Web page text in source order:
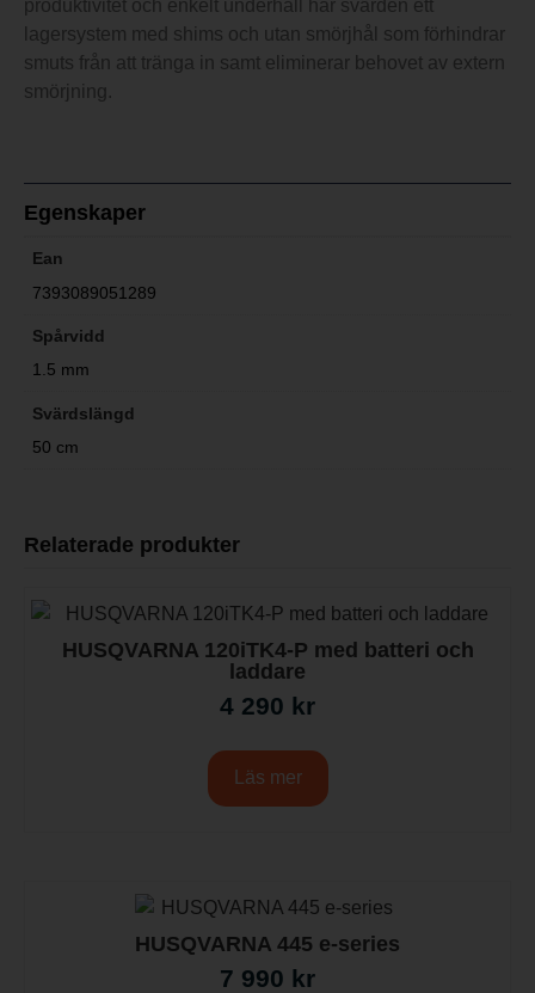
produktivitet och enkelt underhåll har svärden ett
lagersystem med shims och utan smörjhål som förhindrar
smuts från att tränga in samt eliminerar behovet av extern
smörjning.
Egenskaper
Ean
7393089051289
Spårvidd
1.5 mm
Svärdslängd
50 cm
Relaterade produkter
HUSQVARNA 120iTK4-P med batteri och
laddare
4 290 kr
Läs mer
HUSQVARNA 445 e-series
7 990 kr